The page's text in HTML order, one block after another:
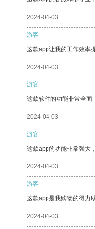
2024-04-03
游客
这款app让我的工作效率
2024-04-03
游客
这款软件的功能非常全面
2024-04-03
游客
这款app的功能非常强大
2024-04-03
游客
这款app是我购物的得力
2024-04-03